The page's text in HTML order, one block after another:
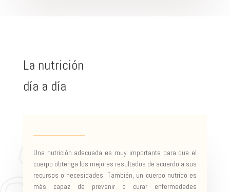
La nutrición
día a día
Una nutrición adecuada es muy importante para que el
cuerpo obtenga los mejores resultados de acuerdo a sus
recursos o necesidades. También, un cuerpo nutrido es
más capaz de prevenir o curar enfermedades